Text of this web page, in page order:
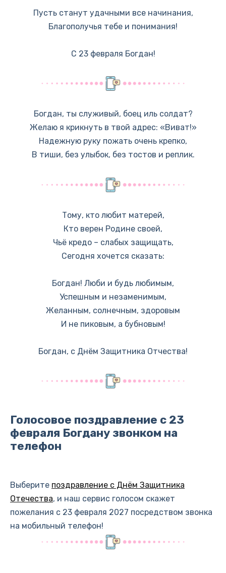
Пусть станут удачными все начинания,
Благополучья тебе и понимания!
С 23 февраля Богдан!
Богдан, ты служивый, боец иль солдат?
Желаю я крикнуть в твой адрес: «Виват!»
Надежную руку пожать очень крепко,
В тиши, без улыбок, без тостов и реплик.
Тому, кто любит матерей,
Кто верен Родине своей,
Чьё кредо – слабых защищать,
Сегодня хочется сказать:
Богдан! Люби и будь любимым,
Успешным и незаменимым,
Желанным, солнечным, здоровым
И не пиковым, а бубновым!
Богдан, с Днём Защитника Отчества!
Голосовое поздравление с 23
февраля Богдану звонком на
телефон
Выберите поздравление с Днём Защитника
Отечества, и наш сервис голосом скажет
пожелания с 23 февраля 2027 посредством звонка
на мобильный телефон!